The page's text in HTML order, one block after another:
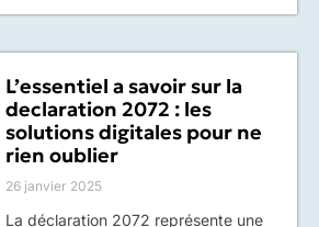
L’essentiel a savoir sur la
declaration 2072 : les
solutions digitales pour ne
rien oublier
26 janvier 2025
La déclaration 2072 représente une